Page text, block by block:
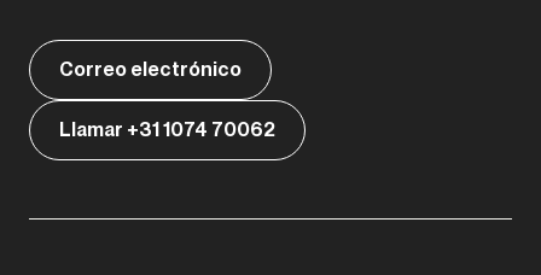
Correo electrónico
Llamar +31 1074 70062